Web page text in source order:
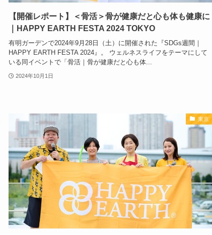
【開催レポート】＜骨活＞骨が健康だと心も体も健康に
｜HAPPY EARTH FESTA 2024 TOKYO
有明ガーデンで2024年9月28日（土）に開催された『SDGs週間｜
HAPPY EARTH FESTA 2024』。 ウェルネスライフをテーマにして
いる同イベントで「骨活｜骨が健康だと心も体...
2024年10月1日
東京